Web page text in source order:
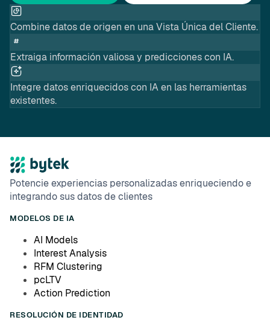
Combine datos de origen en una Vista Única del Cliente.
Extraiga información valiosa y predicciones con IA.
Integre datos enriquecidos con IA en las herramientas
existentes.
Potencie experiencias personalizadas enriqueciendo e
integrando sus datos de clientes
MODELOS DE IA
AI Models
Interest Analysis
RFM Clustering
pcLTV
Action Prediction
RESOLUCIÓN DE IDENTIDAD